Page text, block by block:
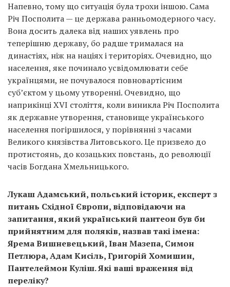
Напевно, тому що ситуація була трохи іншою. Сама
Річ Посполита — це держава ранньомодерного часу.
Вона досить далека від наших уявлень про
теперішню державу, бо радше трималася на
династіях, ніж на націях і територіях. Очевидно, що
населення, яке починало усвідомлювати себе
українцями, не почувалося повновартісним
суб’єктом у цьому утворенні. Очевидно, що
наприкінці XVI століття, коли виникла Річ Посполита
як державне утворення, становище українського
населення погіршилося, у порівнянні з часами
Великого князівства Литовського. Це призвело до
протистоянь, до козацьких повстань, до революції
часів Богдана Хмельницького.
Лукаш Адамський, польський історик, експерт з
питань Східної Європи, відповідаючи на
запитання, який український пантеон був би
прийнятним для поляків, назвав такі імена:
Ярема Вишневецький, Іван Мазепа, Симон
Петлюра, Адам Кисіль, Григорій Хомишин,
Пантелеймон Куліш. Які ваші враження від
переліку?